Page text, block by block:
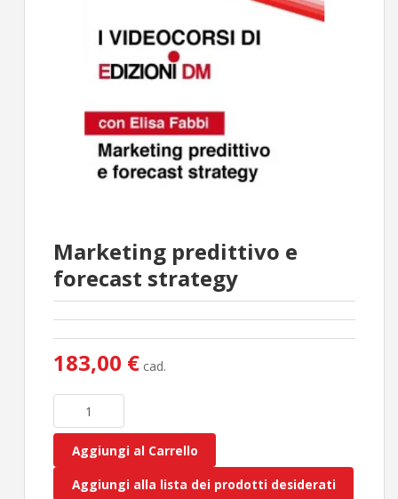
Marketing predittivo e
forecast strategy
183,00 € cad.
Aggiungi al Carrello
Aggiungi alla lista dei prodotti desiderati